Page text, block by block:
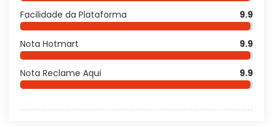
Facilidade da Plataforma 9.9
Nota Hotmart 9.9
Nota Reclame Aqui 9.9